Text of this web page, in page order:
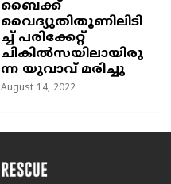
ബൈക്ക്
വൈദ്യുതിതൂണിലിടി
ച്ച്‌ പരിക്കേറ്റ്
ചികില്‍സയിലായിരു
ന്ന യുവാവ് മരിച്ചു
August 14, 2022